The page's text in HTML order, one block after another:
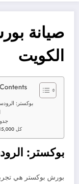
صيانة
الكويت
بوكستر:
كل 15,000 كم
بوكستر:
بورش بوكستر هي تجربة